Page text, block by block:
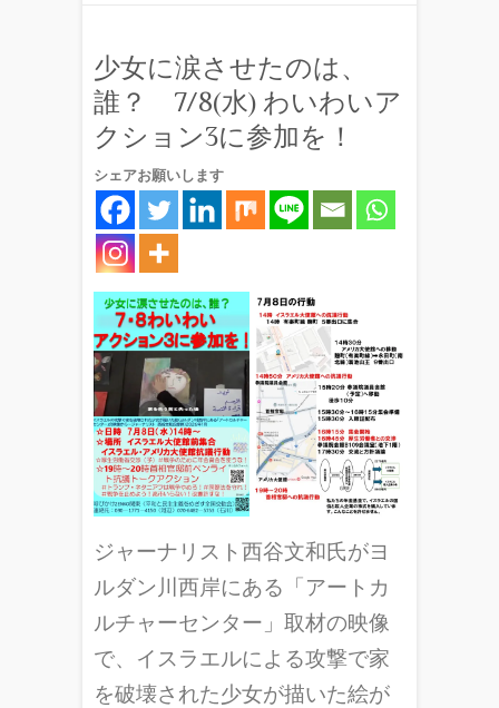
少女に涙させたのは、
誰？ 7/8(水) わいわいア
クション3に参加を！
シェアお願いします
ジャーナリスト西谷文和氏がヨ
ルダン川西岸にある「アートカ
ルチャーセンター」取材の映像
で、イスラエルによる攻撃で家
を破壊された少女が描いた絵が